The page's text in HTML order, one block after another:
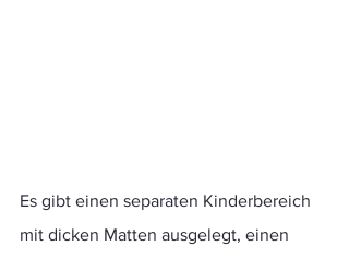
Es gibt einen separaten Kinderbereich
mit dicken Matten ausgelegt, einen